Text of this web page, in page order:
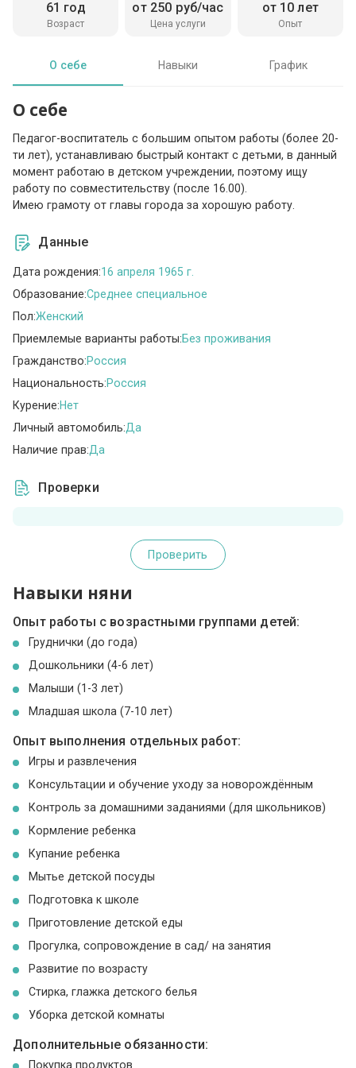
Возраст
61 год
Цена услуги
от 250 руб/час
Опыт
от 10 лет
О себе Навыки График
О себе
Педагог-воспитатель с большим опытом работы (более 20-
ти лет), устанавливаю быстрый контакт с детьми, в данный
момент работаю в детском учреждении, поэтому ищу
работу по совместительству (после 16.00).
Имею грамоту от главы города за хорошую работу.
Данные
Дата рождения:16 апреля 1965 г.
Образование:Среднее специальное
Пол:Женский
Приемлемые варианты работы:Без проживания
Гражданство:Россия
Национальность:Россия
Курение:Нет
Личный автомобиль:Да
Наличие прав:Да
Проверки
Проверить
Навыки няни
Опыт работы с возрастными группами детей:
Груднички (до года)
Дошкольники (4-6 лет)
Малыши (1-3 лет)
Младшая школа (7-10 лет)
Опыт выполнения отдельных работ:
Игры и развлечения
Консультации и обучение уходу за новорождённым
Контроль за домашними заданиями (для школьников)
Кормление ребенка
Купание ребенка
Мытье детской посуды
Подготовка к школе
Приготовление детской еды
Прогулка, сопровождение в сад/ на занятия
Развитие по возрасту
Стирка, глажка детского белья
Уборка детской комнаты
Дополнительные обязанности:
Покупка продуктов